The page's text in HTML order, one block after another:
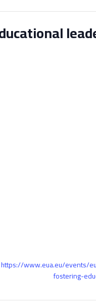
https://www.eua.eu/events/
fostering-